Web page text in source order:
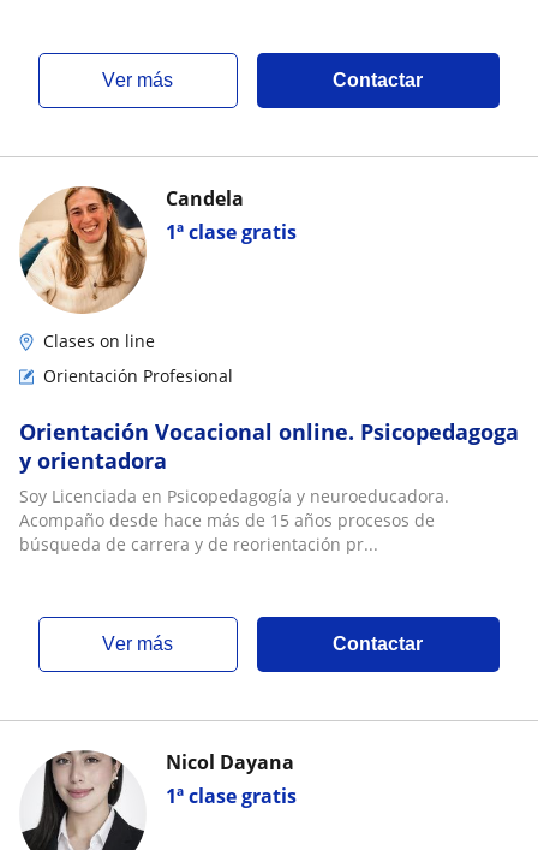
ver más Contactar
1ª clase gratis
Candela
Clases on line
Orientación Profesional
Orientación Vocacional online. Psicopedagoga
y orientadora
Soy Licenciada en Psicopedagogía y neuroeducadora.
Acompaño desde hace más de 15 años procesos de
búsqueda de carrera y de reorientación pr...
ver más Contactar
1ª clase gratis
Nicol Dayana